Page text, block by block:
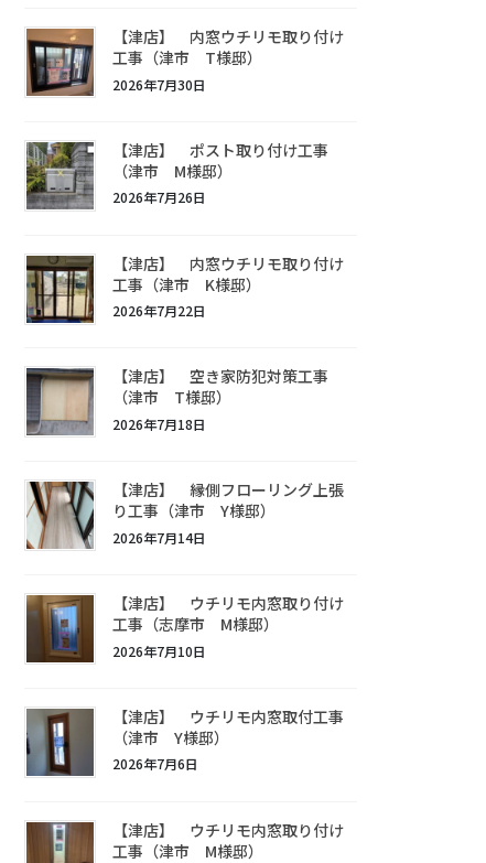
【津店】 内窓ウチリモ取り付け
工事（津市 T様邸）
2026年7月30日
【津店】 ポスト取り付け工事
（津市 M様邸）
2026年7月26日
【津店】 内窓ウチリモ取り付け
工事（津市 K様邸）
2026年7月22日
【津店】 空き家防犯対策工事
（津市 T様邸）
2026年7月18日
【津店】 縁側フローリング上張
り工事（津市 Y様邸）
2026年7月14日
【津店】 ウチリモ内窓取り付け
工事（志摩市 M様邸）
2026年7月10日
【津店】 ウチリモ内窓取付工事
（津市 Y様邸）
2026年7月6日
【津店】 ウチリモ内窓取り付け
工事（津市 M様邸）